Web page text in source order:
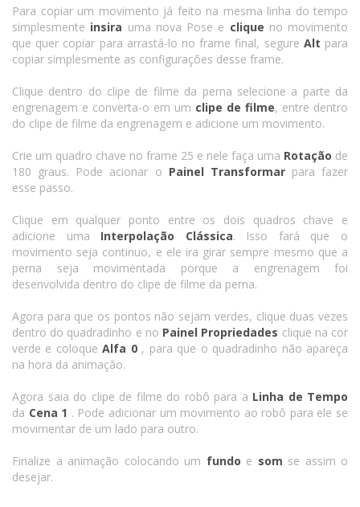
Para copiar um movimento já feito na mesma linha do tempo
simplesmente insira uma nova Pose e clique no movimento
que quer copiar para arrastá-lo no frame final, segure Alt para
copiar simplesmente as configurações desse frame.
Clique dentro do clipe de filme da perna selecione a parte da
engrenagem e converta-o em um clipe de filme, entre dentro
do clipe de filme da engrenagem e adicione um movimento.
Crie um quadro chave no frame 25 e nele faça uma Rotação de
180 graus. Pode acionar o Painel Transformarpara fazer
esse passo.
Clique em qualquer ponto entre os dois quadros chave e
adicione uma Interpolação Clássica. Isso fará que o
movimento seja continuo, e ele ira girar sempre mesmo que a
perna seja movimentada porque a engrenagem foi
desenvolvida dentro do clipe de filme da perna.
Agora para que os pontos não sejam verdes, clique duas vezes
dentro do quadradinho e no Painel Propriedades clique na cor
verde e coloqueAlfa 0, para que o quadradinho não apareça
na hora da animação.
Agora saia do clipe de filme do robô para a Linha de Tempo
da Cena 1 . Pode adicionar um movimento ao robô para ele se
movimentar de um lado para outro.
Finalize a animação colocando um fundo e som se assim o
desejar.